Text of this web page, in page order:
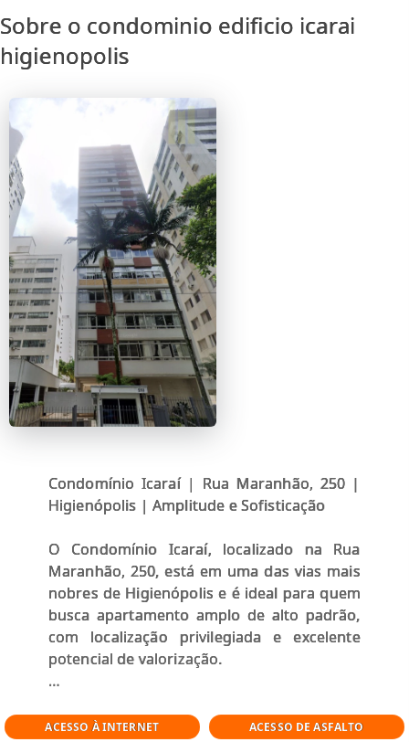
Sobre o condominio edificio icarai
higienopolis
Condomínio Icaraí | Rua Maranhão, 250 |
Higienópolis | Amplitude e Sofisticação
O Condomínio Icaraí, localizado na Rua
Maranhão, 250, está em uma das vias mais
nobres de Higienópolis e é ideal para quem
busca apartamento amplo de alto padrão,
com localização privilegiada e excelente
potencial de valorização.
torre única e unidades com metragem
ACESSO À INTERNET ACESSO DE ASFALTO